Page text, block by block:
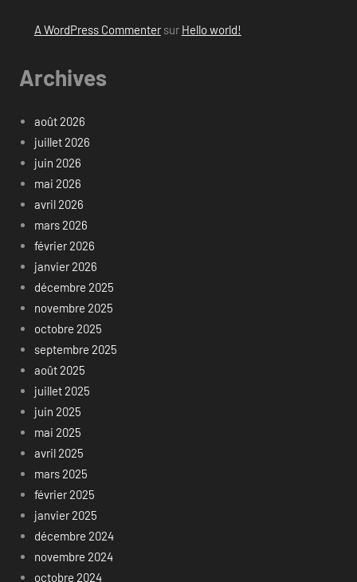
A WordPress Commentersur Hello world!
Archives
août 2026
juillet 2026
juin 2026
mai 2026
avril 2026
mars 2026
février 2026
janvier 2026
décembre 2025
novembre 2025
octobre 2025
septembre 2025
août 2025
juillet 2025
juin 2025
mai 2025
avril 2025
mars 2025
février 2025
janvier 2025
décembre 2024
novembre 2024
octobre 2024